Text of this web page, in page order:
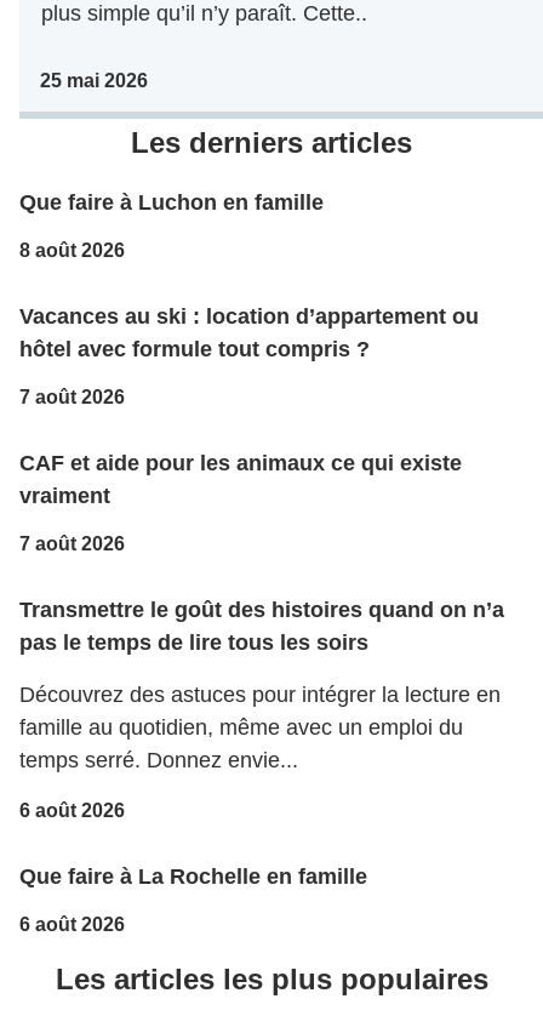
plus simple qu’il n’y paraît. Cette..
25 mai 2026
Les derniers articles
Que faire à Luchon en famille
8 août 2026
Vacances au ski : location d’appartement ou
hôtel avec formule tout compris ?
7 août 2026
CAF et aide pour les animaux ce qui existe
vraiment
7 août 2026
Transmettre le goût des histoires quand on n’a
pas le temps de lire tous les soirs
Découvrez des astuces pour intégrer la lecture en
famille au quotidien, même avec un emploi du
temps serré. Donnez envie...
6 août 2026
Que faire à La Rochelle en famille
6 août 2026
Les articles les plus populaires